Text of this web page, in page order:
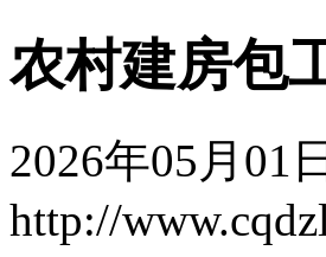
农村建房包
2026年05月01
http://